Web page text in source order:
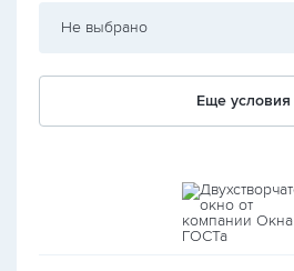
Не выбрано
Еще условия